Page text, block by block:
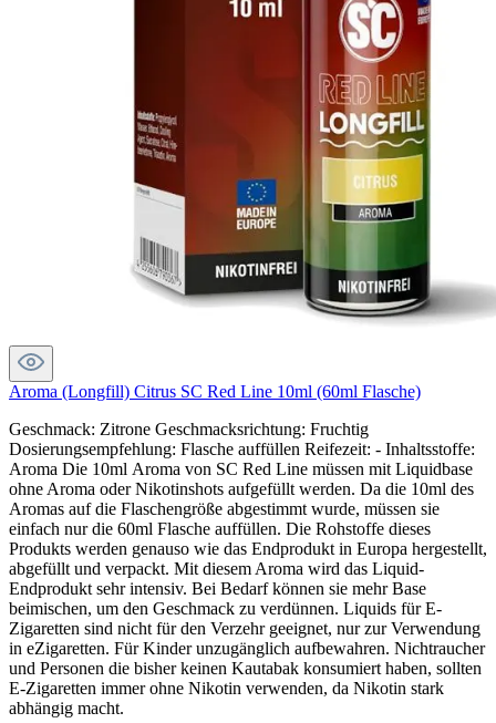
Aroma (Longfill) Citrus SC Red Line 10ml (60ml Flasche)
Geschmack: Zitrone Geschmacksrichtung: Fruchtig
Dosierungsempfehlung: Flasche auffüllen Reifezeit: - Inhaltsstoffe:
Aroma Die 10ml Aroma von SC Red Line müssen mit Liquidbase
ohne Aroma oder Nikotinshots aufgefüllt werden. Da die 10ml des
Aromas auf die Flaschengröße abgestimmt wurde, müssen sie
einfach nur die 60ml Flasche auffüllen. Die Rohstoffe dieses
Produkts werden genauso wie das Endprodukt in Europa hergestellt,
abgefüllt und verpackt. Mit diesem Aroma wird das Liquid-
Endprodukt sehr intensiv. Bei Bedarf können sie mehr Base
beimischen, um den Geschmack zu verdünnen. Liquids für E-
Zigaretten sind nicht für den Verzehr geeignet, nur zur Verwendung
in eZigaretten. Für Kinder unzugänglich aufbewahren. Nichtraucher
und Personen die bisher keinen Kautabak konsumiert haben, sollten
E-Zigaretten immer ohne Nikotin verwenden, da Nikotin stark
abhängig macht.